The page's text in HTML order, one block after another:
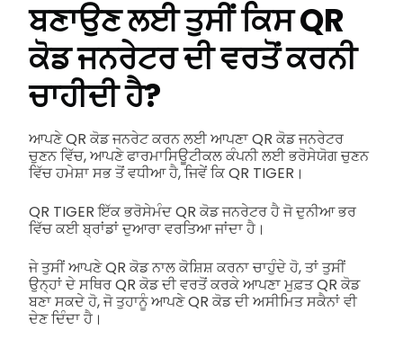
ਬਣਾਉਣ ਲਈ ਤੁਸੀਂ ਕਿਸ QR
ਕੋਡ ਜਨਰੇਟਰ ਦੀ ਵਰਤੋਂ ਕਰਨੀ
ਚਾਹੀਦੀ ਹੈ?
ਆਪਣੇ QR ਕੋਡ ਜਨਰੇਟ ਕਰਨ ਲਈ ਆਪਣਾ QR ਕੋਡ ਜਨਰੇਟਰ
ਚੁਣਨ ਵਿੱਚ, ਆਪਣੇ ਫਾਰਮਾਸਿਊਟੀਕਲ ਕੰਪਨੀ ਲਈ ਭਰੋਸੇਯੋਗ ਚੁਣਨ
ਵਿੱਚ ਹਮੇਸ਼ਾ ਸਭ ਤੋਂ ਵਧੀਆ ਹੈ, ਜਿਵੇਂ ਕਿ QR TIGER।
QR TIGER ਇੱਕ ਭਰੋਸੇਮੰਦ QR ਕੋਡ ਜਨਰੇਟਰ ਹੈ ਜੋ ਦੁਨੀਆ ਭਰ
ਵਿੱਚ ਕਈ ਬ੍ਰਾਂਡਾਂ ਦੁਆਰਾ ਵਰਤਿਆ ਜਾਂਦਾ ਹੈ।
ਜੇ ਤੁਸੀਂ ਆਪਣੇ QR ਕੋਡ ਨਾਲ ਕੋਸ਼ਿਸ਼ ਕਰਨਾ ਚਾਹੁੰਦੇ ਹੋ, ਤਾਂ ਤੁਸੀਂ
ਉਨ੍ਹਾਂ ਦੇ ਸਥਿਰ QR ਕੋਡ ਦੀ ਵਰਤੋਂ ਕਰਕੇ ਆਪਣਾ ਮੁਫ਼ਤ QR ਕੋਡ
ਬਣਾ ਸਕਦੇ ਹੋ, ਜੋ ਤੁਹਾਨੂੰ ਆਪਣੇ QR ਕੋਡ ਦੀ ਅਸੀਮਿਤ ਸਕੈਨਾਂ ਵੀ
ਦੇਣ ਦਿੰਦਾ ਹੈ।